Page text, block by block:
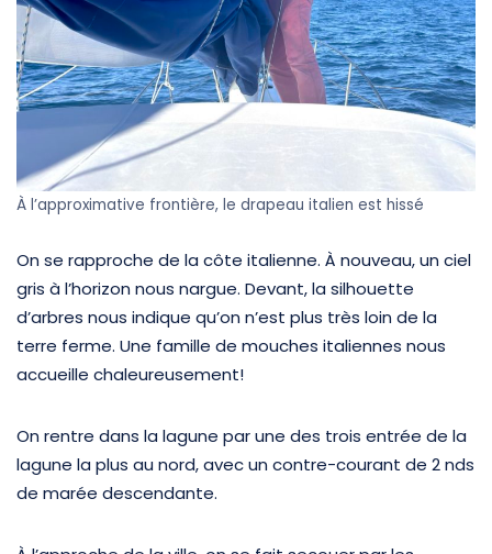
À l’approximative frontière, le drapeau italien est hissé
On se rapproche de la côte italienne. À nouveau, un ciel
gris à l’horizon nous nargue. Devant, la silhouette
d’arbres nous indique qu’on n’est plus très loin de la
terre ferme. Une famille de mouches italiennes nous
accueille chaleureusement!
On rentre dans la lagune par une des trois entrée de la
lagune la plus au nord, avec un contre-courant de 2 nds
de marée descendante.